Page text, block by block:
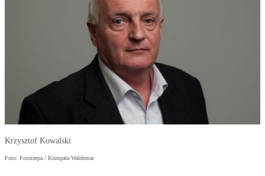
Krzysztof Kowalski
Foto: Fotorzepa / Kompała Waldemar